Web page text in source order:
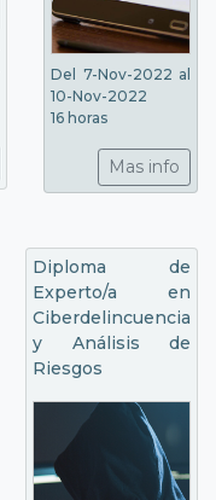
Del 7-Nov-2022 al
10-Nov-2022
16 horas
Mas info
Diploma de
Experto/a en
Ciberdelincuencia
y Análisis de
Riesgos